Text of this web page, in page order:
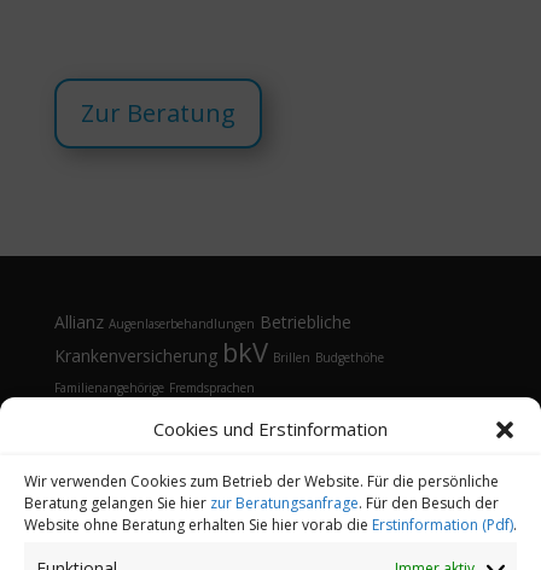
Cookies und Erstinformation
Wir verwenden Cookies zum Betrieb der Website. Für die persönliche
Beratung gelangen Sie hier zur Beratungsanfrage. Für den Besuch der
Website ohne Beratung erhalten Sie hier vorab die Erstinformation (Pdf).
Zur Beratung
Allianz Augenlaserbehandlungen Betriebliche
Krankenversicherung bkV Brillen Budgethöhe
Familienangehörige Fremdsprachen
Gesundheitsmanagement
Sonnenbrille Tarifvergleich Vorsorgeuntersuchungen Vorteile
Öffnungsfenster